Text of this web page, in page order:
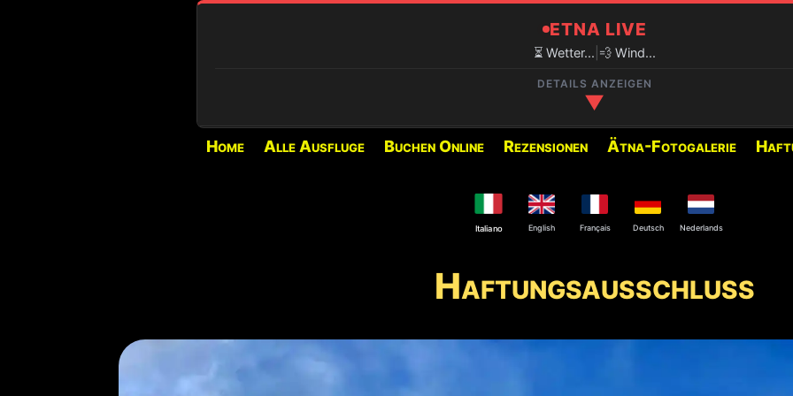
ETNA LIVE
⏳ Wetter... 💨 Wind...
DETAILS ANZEIGEN
▼
🔍 AKTUELLE LAGE
Explosive Aktivität am Nordostkrater und an
⚠️
✅ EMPFOHLENE AUSFLÜGE
Nachfolgend finden Sie die
verfügbaren Ausflüge:
Home Alle Ausfluge Buchen Online Rezensionen Ätna-Fotogalerie
Italiano English Français Deutsch Nederlands
Haftungsausschluss